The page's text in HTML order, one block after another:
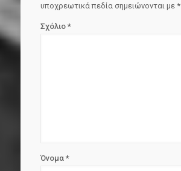
υποχρεωτικά πεδία σημειώνονται με *
Σχόλιο *
Όνομα *